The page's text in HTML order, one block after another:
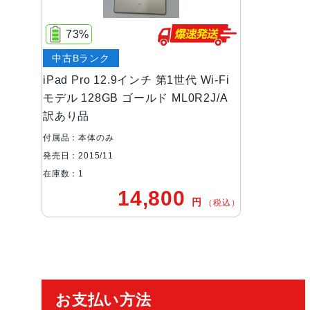
iPad Pro 12.9インチ 第1世代 Wi-Fi
モデル 128GB ゴールド ML0R2J/A
訳あり品
73%
中古Bランク
付属品：本体のみ
発売日：2015/11
在庫数：1
14,800 円 （税込）
お支払い方法